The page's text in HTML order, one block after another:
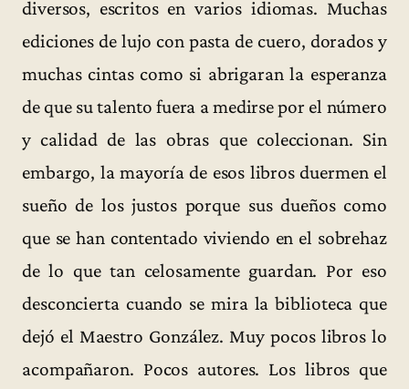
diversos, escritos en varios idiomas. Muchas
ediciones de lujo con pasta de cuero, dorados y
muchas cintas como si abrigaran la esperanza
de que su talento fuera a medirse por el número
y calidad de las obras que coleccionan. Sin
embargo, la mayoría de esos libros duermen el
sueño de los justos porque sus dueños como
que se han contentado viviendo en el sobrehaz
de lo que tan celosamente guardan. Por eso
desconcierta cuando se mira la biblioteca que
dejó el Maestro González. Muy pocos libros lo
acompañaron. Pocos autores. Los libros que